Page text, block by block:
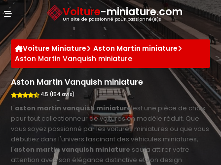
Voiture-miniature.com
Un site de passionné pour passionné(e)s
Voiture Miniature
Aston Martin miniature
Aston Martin Vanquish miniature
Aston Martin Vanquish miniature
4.5 (154 avis)
L'aston martin vanquish miniatureest une pièce de choix
pour tout collectionneur de voitures en modèle réduit. Que
vous soyez passionné par les voitures miniatures ou que vous
débutiez dans l'univers fascinant des véhicules miniatures,
l'aston martin vanquish miniature saura attirer votre
attention avec son élégance distinctive et son design
Panneau de gestion des cookies